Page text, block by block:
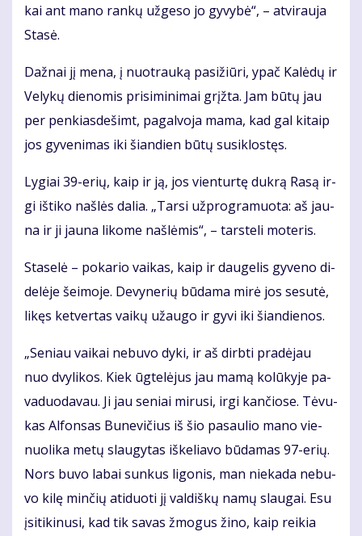
kai ant ma­no ran­kų už­ge­so jo gy­vy­bė“, – at­vi­rau­ja
Sta­sė.
Daž­nai jį me­na, į nuo­trau­ką pa­si­žiū­ri, ypač Ka­lė­dų ir
Ve­ly­kų die­no­mis pri­si­mi­ni­mai grįž­ta. Jam bū­tų jau
per pen­kias­de­šimt, pa­gal­vo­ja ma­ma, kad gal ki­taip
jos gy­ve­ni­mas iki šian­dien bū­tų su­si­klos­tęs.
Ly­giai 39-erių, kaip ir ją, jos vien­tur­tę duk­rą Ra­są ir­
gi iš­ti­ko naš­lės da­lia. „Tar­si už­prog­ra­muo­ta: aš jau­
na ir ji jau­na li­ko­me naš­lė­mis“, – tars­te­li mo­te­ris.
Sta­se­lė – po­ka­rio vai­kas, kaip ir dau­ge­lis gy­ve­no di­
de­lė­je šei­mo­je. De­vy­ne­rių bū­da­ma mi­rė jos se­su­tė,
li­kęs ket­ver­tas vai­kų už­au­go ir gy­vi iki šian­die­nos.
„Se­niau vai­kai ne­bu­vo dy­ki, ir aš dirb­ti pra­dė­jau
nuo dvy­li­kos. Kiek ūg­te­lė­jus jau ma­mą ko­lū­ky­je pa­
va­duo­da­vau. Ji jau se­niai mi­ru­si, ir­gi kan­čio­se. Tė­vu­
kas Al­fon­sas Bu­ne­vi­čius iš šio pa­sau­lio ma­no vie­
nuo­li­ka me­tų slau­gy­tas iš­ke­lia­vo bū­da­mas 97-erių.
Nors bu­vo la­bai sun­kus li­go­nis, man nie­ka­da ne­bu­
vo ki­lę min­čių ati­duo­ti jį val­diš­kų na­mų slau­gai. Esu
įsi­ti­ki­nu­si, kad tik sa­vas žmo­gus ži­no, kaip rei­kia